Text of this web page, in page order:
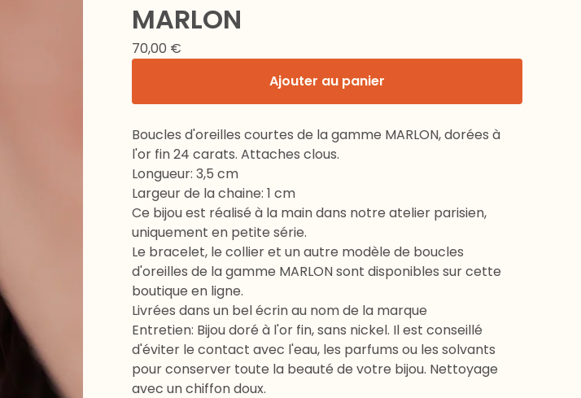
MARLON
70,00 €
Ajouter au panier
Boucles d'oreilles courtes de la gamme MARLON, dorées à
l'or fin 24 carats. Attaches clous.
Longueur: 3,5 cm
Largeur de la chaine: 1 cm
Ce bijou est réalisé à la main dans notre atelier parisien,
uniquement en petite série.
Le bracelet, le collier et un autre modèle de boucles
d'oreilles de la gamme MARLON sont disponibles sur cette
boutique en ligne.
Livrées dans un bel écrin au nom de la marque
Entretien: Bijou doré à l'or fin, sans nickel. Il est conseillé
d'éviter le contact avec l'eau, les parfums ou les solvants
pour conserver toute la beauté de votre bijou. Nettoyage
avec un chiffon doux.